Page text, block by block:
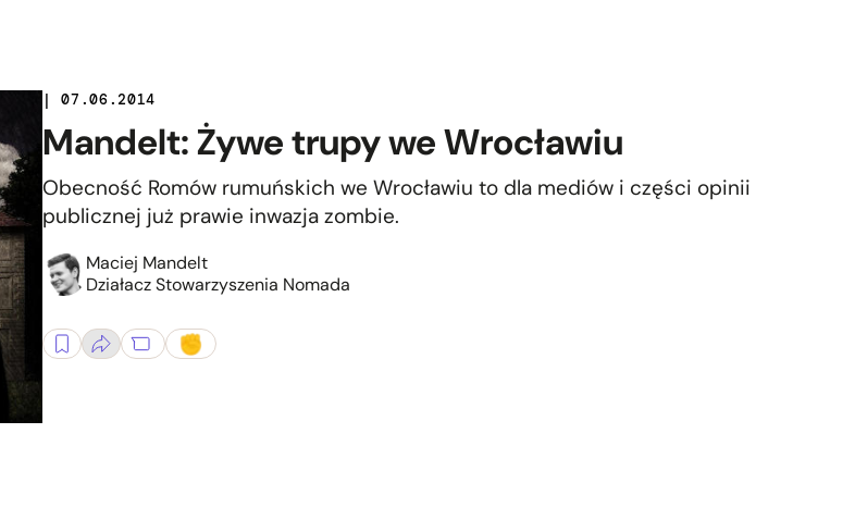
| 07.06.2014
Mandelt: Żywe trupy we Wrocławiu
Obecność Romów rumuńskich we Wrocławiu to dla mediów i części opinii
publicznej już prawie inwazja zombie.
Maciej Mandelt
Działacz Stowarzyszenia Nomada